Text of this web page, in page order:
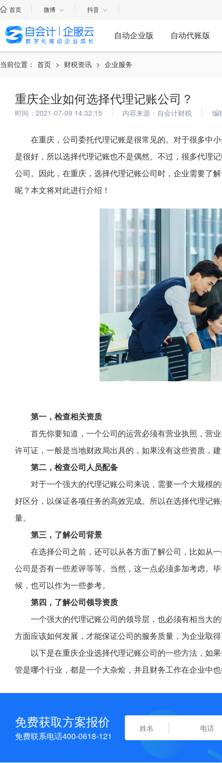
首页 微博 抖音
自动企业版 自动代账版
当前位置： 首页 > 财税资讯 > 企业服务
重庆企业如何选择代理记账公司？
时间：2021-07-09 14:32:15 内容来源：自会计财税 编
在重庆，公司委托代理记账是很常见的。对于很多中
是很好，所以选择代理记账也不是偶然。不过，很多代理
公司。因此，在重庆，选择代理记账公司时，企业需要了
呢？本文将对此进行介绍！
第一，检查相关资质
首先你要知道，一个公司的运营必须有营业执照，营
许可证，一般是当地财政局出具的，如果没有这些资质，
第二，检查公司人员配备
对于一个强大的代理记账公司来说，需要一个大规模
好区分，以保证各项任务的高效完成。所以在选择代理记
量。
第三，了解公司背景
在选择公司之前，还可以从各方面了解公司，比如从
公司是否有一些差评等等。当然，这一点必须多加考虑。
候，也可以作为一些参考。
第四，了解公司领导资质
一个强大的代理记账公司的领导层，也必须有相当大
方面应该如何发展，才能保证公司的服务质量，为企业取
以下是在重庆企业选择代理记账公司的一些方法，如
管是哪个行业，都是一个大杂烩，并且财务工作在企业中
免费获取方案报价
免费联系电话400-0618-121